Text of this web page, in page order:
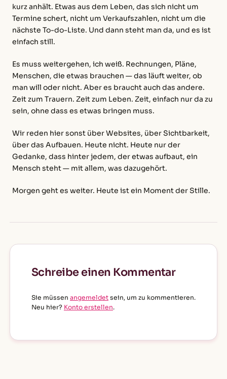
kurz anhält. Etwas aus dem Leben, das sich nicht um
Termine schert, nicht um Verkaufszahlen, nicht um die
nächste To-do-Liste. Und dann steht man da, und es ist
einfach still.
Es muss weitergehen, ich weiß. Rechnungen, Pläne,
Menschen, die etwas brauchen — das läuft weiter, ob
man will oder nicht. Aber es braucht auch das andere.
Zeit zum Trauern. Zeit zum Leben. Zeit, einfach nur da zu
sein, ohne dass es etwas bringen muss.
Wir reden hier sonst über Websites, über Sichtbarkeit,
über das Aufbauen. Heute nicht. Heute nur der
Gedanke, dass hinter jedem, der etwas aufbaut, ein
Mensch steht — mit allem, was dazugehört.
Morgen geht es weiter. Heute ist ein Moment der Stille.
Schreibe einen Kommentar
Sie müssen angemeldetsein, um zu kommentieren.
Neu hier? Konto erstellen.